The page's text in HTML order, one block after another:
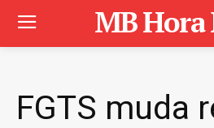
MB Hora
FGTS muda